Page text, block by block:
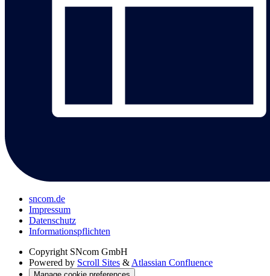
sncom.de
Impressum
Datenschutz
Informations­pflichten
Copyright SNcom GmbH
Powered by Scroll Sites & Atlassian Confluence